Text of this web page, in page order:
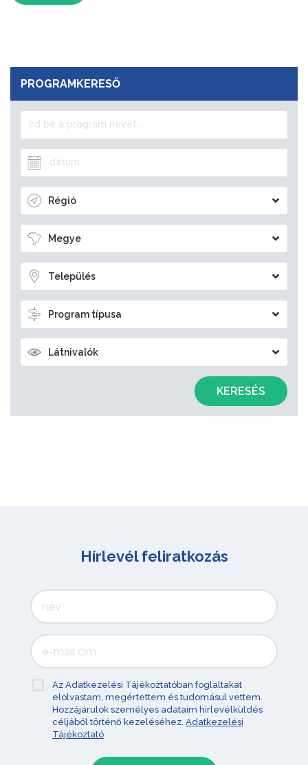
PROGRAMKERESŐ
Régió
Megye
Település
Program típusa
Látnivalók
KERESÉS
Hírlevél feliratkozás
Az Adatkezelési Tájékoztatóban foglaltakat
elolvastam, megértettem és tudomásul vettem.
Hozzájárulok személyes adataim hírlevélküldés
céljából történő kezeléséhez. Adatkezelési
Tájékoztató